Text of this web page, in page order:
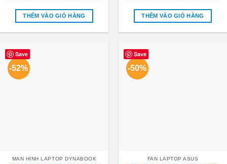
là:
₫890,000.
tại
₫590,000.
THÊM VÀO GIỎ HÀNG
là:
₫250,000.
tại
THÊM VÀO GIỎ HÀNG
Save
-52%
MAN HINH LAPTOP DYNABOOK
Save
-50%
FAN LAPTOP ASUS